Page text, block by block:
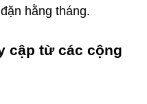
hằng tháng.
cập từ các cộng